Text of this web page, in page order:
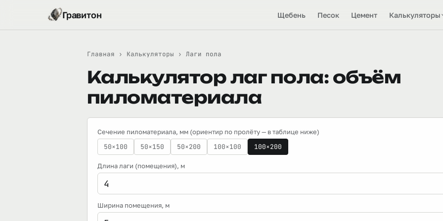
Гравитон Щебень Песок Цемент Калькуляторы
Главная › Калькуляторы › Лаги пола
Калькулятор лаг пола: объём
пиломатериала
Сечение пиломатериала, мм (ориентир по пролёту — в таблице ниже)
50×100 50×150 50×200 100×100 100×200
Длина лаги (помещения), м
Ширина помещения, м